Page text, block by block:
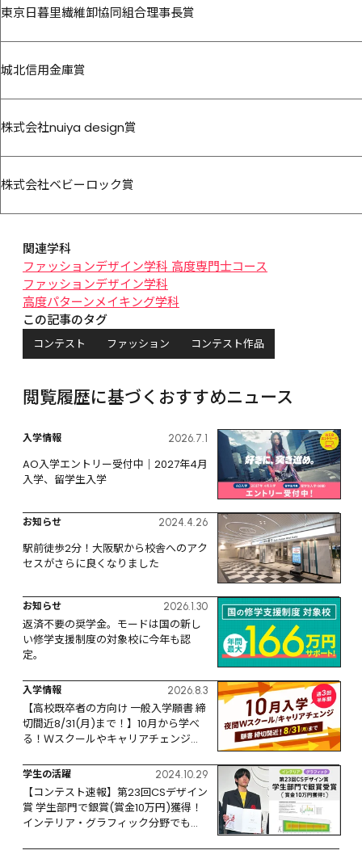
東京日暮里繊維卸協同組合理事長賞
城北信用金庫賞
株式会社nuiya design賞
株式会社ベビーロック賞
関連学科
ファッションデザイン学科 高度専門士コース
ファッションデザイン学科
高度パターンメイキング学科
この記事のタグ
コンテスト ファッション コンテスト作品
閲覧履歴に基づくおすすめニュース
入学情報 2026.7.1
AO入学エントリー受付中｜2027年4月
入学、留学生入学
お知らせ 2024.4.26
駅前徒歩2分！大阪駅から校舎へのアク
セスがさらに良くなりました
お知らせ 2026.1.30
返済不要の奨学金。モードは国の新し
い修学支援制度の対象校に今年も認
定。
入学情報 2026.8.3
【高校既卒者の方向け 一般入学願書 締
切間近8/31(月)まで！】10月から学べ
る！Ｗスクールやキャリアチェンジな
学生の活躍 2024.10.29
【コンテスト速報】第23回CSデザイン
賞 学生部門で銀賞(賞金10万円)獲得！
インテリア・グラフィック分野でも活